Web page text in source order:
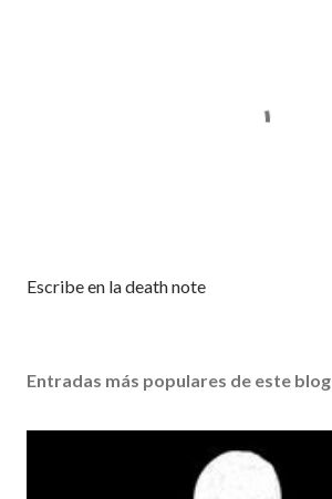
P
i
a
Escribe en la death note
Entradas más populares de este blog